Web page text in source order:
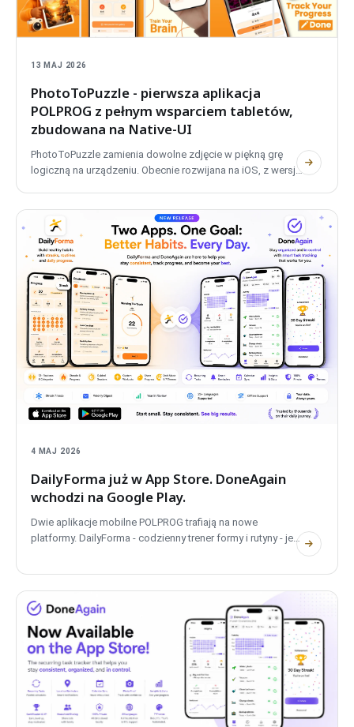
13 MAJ 2026
PhotoToPuzzle - pierwsza aplikacja
POLPROG z pełnym wsparciem tabletów,
zbudowana na Native-UI
PhotoToPuzzle zamienia dowolne zdjęcie w piękną grę
logiczną na urządzeniu. Obecnie rozwijana na iOS , z wersją
layoutem, zbudowana w całości na systemie projektowym
Native-UI
. Bezpłatna, prywatna, w pełni offline.
4 MAJ 2026
DailyForma już w App Store. DoneAgain
wchodzi na Google Play.
Dwie aplikacje mobilne POLPROG trafiają na nowe
platformy. DailyForma - codzienny trener formy i rutyny - jest